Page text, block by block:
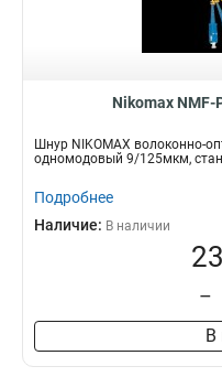
Nikomax NMF-
Шнур NIKOMAX волоконно-
одномодовый 9/125мкм,
Подробнее
Наличие: В наличии
–
В